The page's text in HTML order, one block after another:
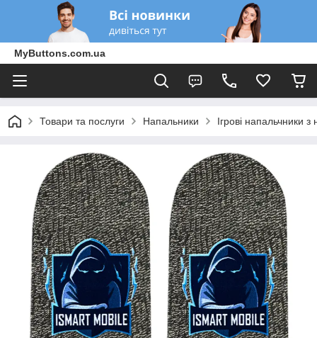
MyButtons.com.ua
Товари та послуги Напальники Ігрові напальчники